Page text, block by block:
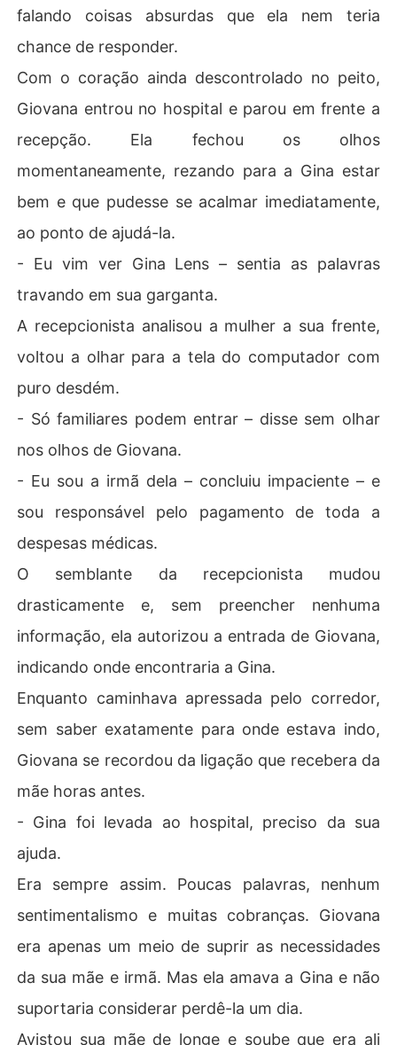
falando coisas absurdas que ela nem teria
chance de responder.
Com o coração ainda descontrolado no peito,
Giovana entrou no hospital e parou em frente a
recepção. Ela fechou os olhos
momentaneamente, rezando para a Gina estar
bem e que pudesse se acalmar imediatamente,
ao ponto de ajudá-la.
- Eu vim ver Gina Lens – sentia as palavras
travando em sua garganta.
A recepcionista analisou a mulher a sua frente,
voltou a olhar para a tela do computador com
puro desdém.
- Só familiares podem entrar – disse sem olhar
nos olhos de Giovana.
- Eu sou a irmã dela – concluiu impaciente – e
sou responsável pelo pagamento de toda a
despesas médicas.
O semblante da recepcionista mudou
drasticamente e, sem preencher nenhuma
informação, ela autorizou a entrada de Giovana,
indicando onde encontraria a Gina.
Enquanto caminhava apressada pelo corredor,
sem saber exatamente para onde estava indo,
Giovana se recordou da ligação que recebera da
mãe horas antes.
- Gina foi levada ao hospital, preciso da sua
ajuda.
Era sempre assim. Poucas palavras, nenhum
sentimentalismo e muitas cobranças. Giovana
era apenas um meio de suprir as necessidades
da sua mãe e irmã. Mas ela amava a Gina e não
suportaria considerar perdê-la um dia.
Avistou sua mãe de longe e soube que era ali